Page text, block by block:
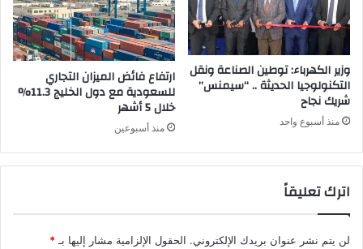
وزير الكهرباء: توطين الصناعة ونقل
التكنولوجيا الحديثة .. “سيمنس”
شريك نجاح
منذ أسبوع واحد
ارتفاع فائض الميزان التجاري
للسعودية مع دول الخليج 11.3%
خلال 5 أشهر
منذ أسبوعين
اترك تعليقاً
لن يتم نشر عنوان بريدك الإلكتروني. الحقول الإلزامية مشار إليها بـ *